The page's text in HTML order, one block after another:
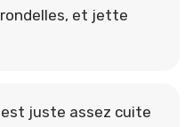
rondelles, et jette
juste assez cuite